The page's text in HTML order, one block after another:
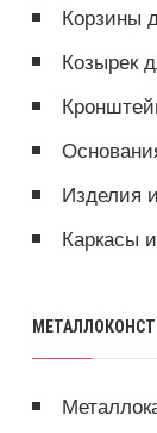
Корзины
Козырек
Изделия
Каркасы